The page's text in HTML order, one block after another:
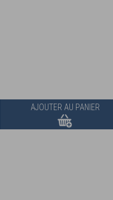
AJOUTER AU PANIER